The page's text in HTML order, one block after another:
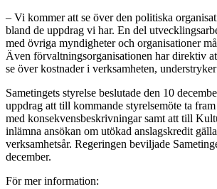
– Vi kommer att se över den politiska
bland de uppdrag vi har. En del
med övriga myndigheter och organisationer
Även förvaltningsorganisationen har direktiv
se över kostnader i verksamheten,
Sametingets styrelse beslutade den 10
uppdrag att till kommande styrelsemöte ta
med konsekvensbeskrivningar samt att till
inlämna ansökan om utökad anslagskredit
verksamhetsår. Regeringen beviljade
december.
För mer information: